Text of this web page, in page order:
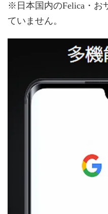
※日本国内のFelica・お
ていません。